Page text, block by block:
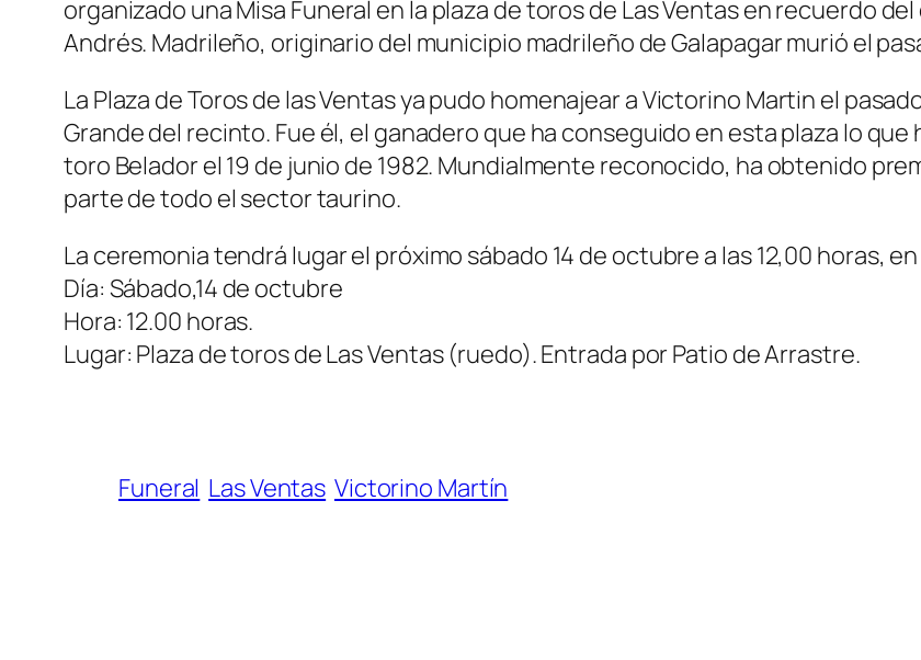
organizado una Misa Funeral en la plaza de toros de Las Ventas en recuerdo
Andrés. Madrileño, originario del municipio madrileño de Galapagar murió el
La Plaza de Toros de las Ventas ya pudo homenajear a Victorino Martin el
Grande del recinto. Fue él, el ganadero que ha conseguido en esta plaza lo
toro Belador el 19 de junio de 1982. Mundialmente reconocido, ha obtenido
parte de todo el sector taurino.
La ceremonia tendrá lugar el próximo sábado 14 de octubre a las 12,00 horas,
Día: Sábado,14 de octubre
Hora: 12.00 horas.
Lugar: Plaza de toros de Las Ventas (ruedo). Entrada por Patio de Arrastre.
Funeral Las Ventas Victorino Martín